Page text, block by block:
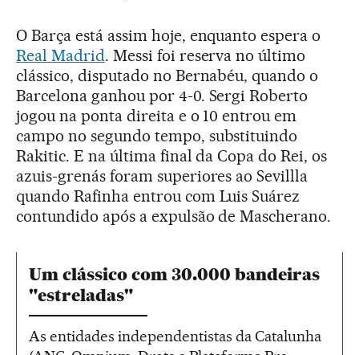
O Barça está assim hoje, enquanto espera o
Real Madrid. Messi foi reserva no último
clássico, disputado no Bernabéu, quando o
Barcelona ganhou por 4-0. Sergi Roberto
jogou na ponta direita e o 10 entrou em
campo no segundo tempo, substituindo
Rakitic. E na última final da Copa do Rei, os
azuis-grenás foram superiores ao Sevillla
quando Rafinha entrou com Luis Suárez
contundido após a expulsão de Mascherano.
Um clássico com 30.000 bandeiras
"estreladas"
As entidades independentistas da Catalunha